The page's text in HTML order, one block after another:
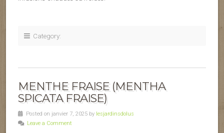
Category:
MENTHE FRAISE (MENTHA
SPICATA FRAISE)
Posted on janvier 7, 2025 by lesjardinsdolus
Leave a Comment